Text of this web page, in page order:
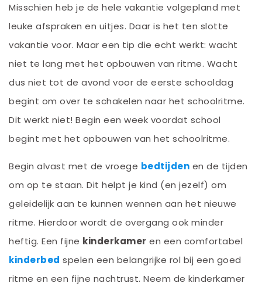
Misschien heb je de hele vakantie volgepland met
leuke afspraken en uitjes. Daar is het ten slotte
vakantie voor. Maar een tip die echt werkt: wacht
niet te lang met het opbouwen van ritme. Wacht
dus niet tot de avond voor de eerste schooldag
begint om over te schakelen naar het schoolritme.
Dit werkt niet! Begin een week voordat school
begint met het opbouwen van het schoolritme.
Begin alvast met de vroege bedtijden en de tijden
om op te staan. Dit helpt je kind (en jezelf) om
geleidelijk aan te kunnen wennen aan het nieuwe
ritme. Hierdoor wordt de overgang ook minder
heftig. Een fijne kinderkamer en een comfortabel
kinderbed spelen een belangrijke rol bij een goed
ritme en een fijne nachtrust. Neem de kinderkamer